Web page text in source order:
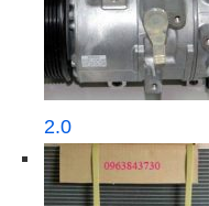
2.0